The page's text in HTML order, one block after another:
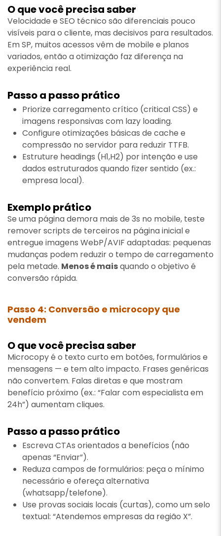
O que você precisa saber
Velocidade e SEO técnico são diferenciais pouco
visíveis para o cliente, mas decisivos para resultados.
Em SP, muitos acessos vêm de mobile e planos
variados, então a otimização faz diferença na
experiência real.
Passo a passo prático
Priorize carregamento crítico (critical CSS) e
imagens responsivas com lazy loading.
Configure otimizações básicas de cache e
compressão no servidor para reduzir TTFB.
Estruture headings (H1,H2) por intenção e use
dados estruturados quando fizer sentido (ex.:
empresa local).
Exemplo prático
Se uma página demora mais de 3s no mobile, teste
remover scripts de terceiros na página inicial e
entregue imagens WebP/AVIF adaptadas: pequenas
mudanças podem reduzir o tempo de carregamento
pela metade. Menos é maisquando o objetivo é
conversão rápida.
Passo 4: Conversão e microcopy que
vendem
O que você precisa saber
Microcopy é o texto curto em botões, formulários e
mensagens — e tem alto impacto. Frases genéricas
não convertem. Falas diretas e que mostram
benefício próximo (ex.: “Falar com especialista em
24h”) aumentam cliques.
Passo a passo prático
Escreva CTAs orientados a benefícios (não
apenas “Enviar”).
Reduza campos de formulários: peça o mínimo
necessário e ofereça alternativa
(whatsapp/telefone).
Use provas sociais locais (curtas), como um selo
textual: “Atendemos empresas da região X”.